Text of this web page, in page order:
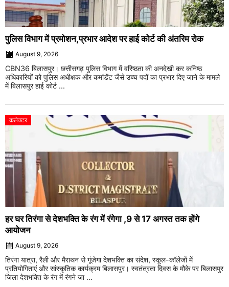
पुलिस विभाग में प्रमोशन,प्रभार आदेश पर हाई कोर्ट की अंतरिम रोक
August 9, 2026
CBN36 बिलासपुर। छत्तीसगढ़ पुलिस विभाग में वरिष्ठता की अनदेखी कर कनिष्ठ
अधिकारियों को पुलिस अधीक्षक और कमांडेंट जैसे उच्च पदों का प्रभार दिए जाने के मामले
में बिलासपुर हाई कोर्ट ...
कलेक्टर
हर घर तिरंगा से देशभक्ति के रंग में रंगेगा ,9 से 17 अगस्त तक होंगे
आयोजन
August 9, 2026
तिरंगा यात्रा, रैली और मैराथन से गूंजेगा देशभक्ति का संदेश, स्कूल-कॉलेजों में
प्रतियोगिताएं और सांस्कृतिक कार्यक्रम बिलासपुर। स्वतंत्रता दिवस के मौके पर बिलासपुर
जिला देशभक्ति के रंग में रंगने जा ...